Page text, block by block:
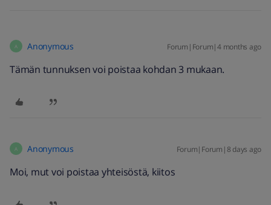
A Anonymous Forum|Forum|4 months ago
Tämän tunnuksen voi poistaa kohdan 3 mukaan.
A Anonymous Forum|Forum|8 days ago
Moi, mut voi poistaa yhteisöstä, kiitos